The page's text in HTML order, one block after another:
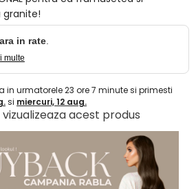
granite!
in rate.
multe
in urmatorele23 ore7 minutesi primesti
si miercuri, 12 aug.
acest produs